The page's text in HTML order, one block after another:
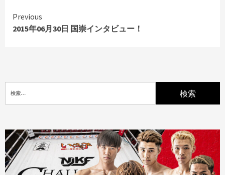
Continue
Reading
Previous
2015年06月30日 国崇インタビュー！
索: